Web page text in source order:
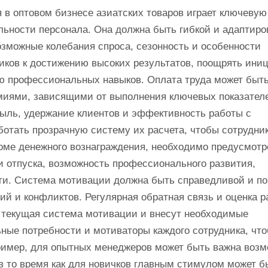
бизнесе азиатских товаров играет
персонала. Она должна быть гибкой и
колебания спроса, сезонность и особенности
к достижению высоких результатов, поощрять
профессиональных навыков. Оплата труда может
зависящими от выполнения ключевых
удержание клиентов и эффективность работы с
прозрачную систему их расчета, чтобы
денежного вознаграждения, необходимо
возможность профессионального развития,
Система мотивации должна быть справедливой и
и конфликтов. Регулярная обратная связь и оценка
система мотивации и внесут необходимые
потребности и мотиваторы каждого сотрудника,
для опытных менеджеров может быть важна
то время как для новичков главным стимулом может